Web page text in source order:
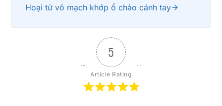
Hoại tử vô mạch khớp ổ chảo cánh tay
5
Article Rating